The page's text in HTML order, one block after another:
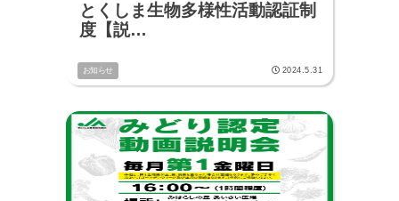
お知らせ
とくしま生物多様性活動認証制
度【説…
2024.5.31